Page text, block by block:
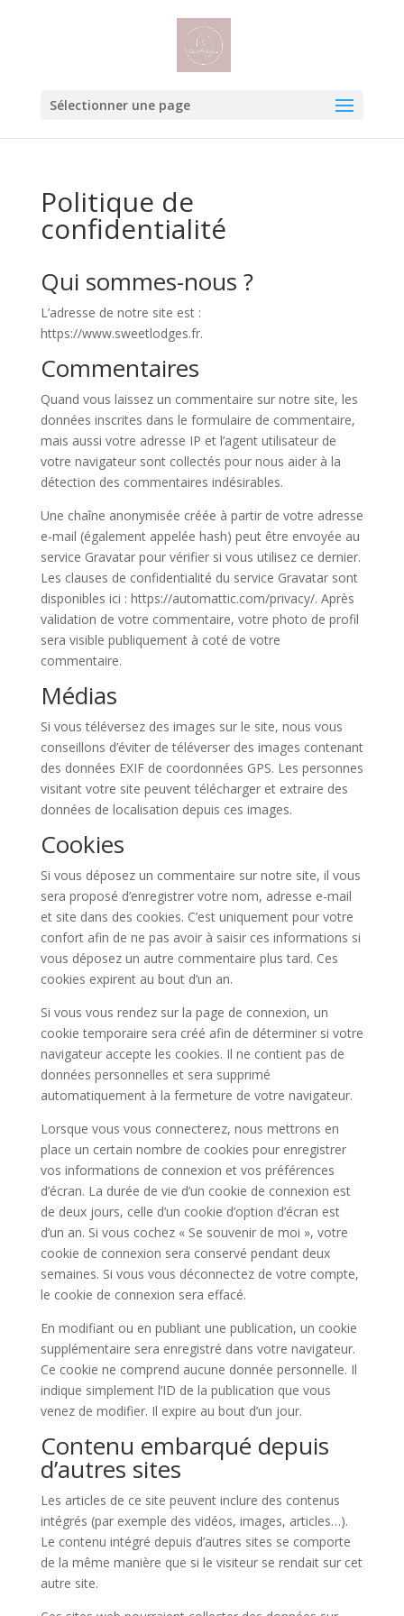
Sélectionner une page
Politique de
confidentialité
Qui sommes-nous ?
L’adresse de notre site est :
https://www.sweetlodges.fr.
Commentaires
Quand vous laissez un commentaire sur notre site, les
données inscrites dans le formulaire de commentaire,
mais aussi votre adresse IP et l’agent utilisateur de
votre navigateur sont collectés pour nous aider à la
détection des commentaires indésirables.
Une chaîne anonymisée créée à partir de votre adresse
e-mail (également appelée hash) peut être envoyée au
service Gravatar pour vérifier si vous utilisez ce dernier.
Les clauses de confidentialité du service Gravatar sont
disponibles ici : https://automattic.com/privacy/. Après
validation de votre commentaire, votre photo de profil
sera visible publiquement à coté de votre
commentaire.
Médias
Si vous téléversez des images sur le site, nous vous
conseillons d’éviter de téléverser des images contenant
des données EXIF de coordonnées GPS. Les personnes
visitant votre site peuvent télécharger et extraire des
données de localisation depuis ces images.
Cookies
Si vous déposez un commentaire sur notre site, il vous
sera proposé d’enregistrer votre nom, adresse e-mail
et site dans des cookies. C’est uniquement pour votre
confort afin de ne pas avoir à saisir ces informations si
vous déposez un autre commentaire plus tard. Ces
cookies expirent au bout d’un an.
Si vous vous rendez sur la page de connexion, un
cookie temporaire sera créé afin de déterminer si votre
navigateur accepte les cookies. Il ne contient pas de
données personnelles et sera supprimé
automatiquement à la fermeture de votre navigateur.
Lorsque vous vous connecterez, nous mettrons en
place un certain nombre de cookies pour enregistrer
vos informations de connexion et vos préférences
d’écran. La durée de vie d’un cookie de connexion est
de deux jours, celle d’un cookie d’option d’écran est
d’un an. Si vous cochez « Se souvenir de moi », votre
cookie de connexion sera conservé pendant deux
semaines. Si vous vous déconnectez de votre compte,
le cookie de connexion sera effacé.
En modifiant ou en publiant une publication, un cookie
supplémentaire sera enregistré dans votre navigateur.
Ce cookie ne comprend aucune donnée personnelle. Il
indique simplement l’ID de la publication que vous
venez de modifier. Il expire au bout d’un jour.
Contenu embarqué depuis
d’autres sites
Les articles de ce site peuvent inclure des contenus
intégrés (par exemple des vidéos, images, articles…).
Le contenu intégré depuis d’autres sites se comporte
de la même manière que si le visiteur se rendait sur cet
autre site.